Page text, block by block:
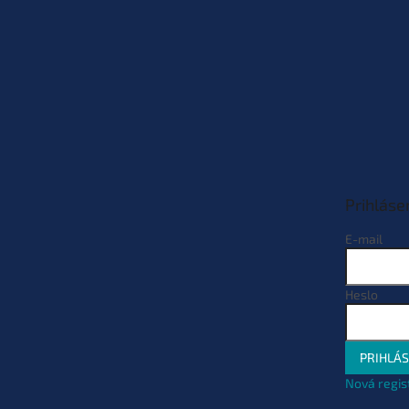
E-mail
Heslo
Nová